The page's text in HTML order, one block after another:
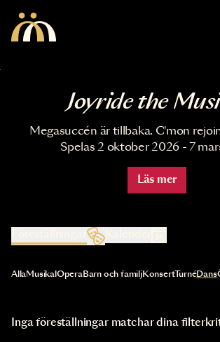
Joyride the
Megasuccén är tillbaka. C'mon
Spelas 2 oktober 2026 - 7
Läs mer
Kalender
Val av kategori uppdaterar innehållet automatiskt
AllaMusikal OperaBarn och familjKonsertTurnéDans
Inga föreställningar matchar dina